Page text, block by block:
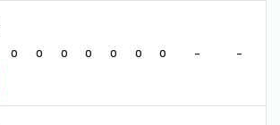
0 0 0 0 0 0 0 - -